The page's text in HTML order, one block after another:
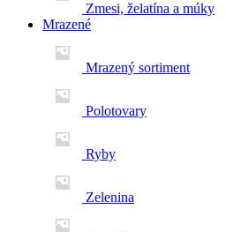
Zmesi, želatína a múky
Mrazené
Mrazený sortiment
Polotovary
Ryby
Zelenina